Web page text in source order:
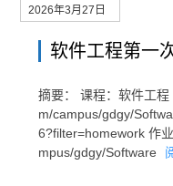
2026年3月27日
软件工程第一
摘要： 课程：软件工
m/campus/gdgy/
6?filter=homework 作
mpus/gdgy/Software